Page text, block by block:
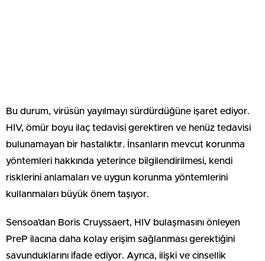
Bu durum, virüsün yayılmayı sürdürdüğüne işaret ediyor.
HIV, ömür boyu ilaç tedavisi gerektiren ve henüz tedavisi
bulunamayan bir hastalıktır. İnsanların mevcut korunma
yöntemleri hakkında yeterince bilgilendirilmesi, kendi
risklerini anlamaları ve uygun korunma yöntemlerini
kullanmaları büyük önem taşıyor.
Sensoa’dan Boris Cruyssaert, HIV bulaşmasını önleyen
PreP ilacına daha kolay erişim sağlanması gerektiğini
savunduklarını ifade ediyor. Ayrıca, ilişki ve cinsellik